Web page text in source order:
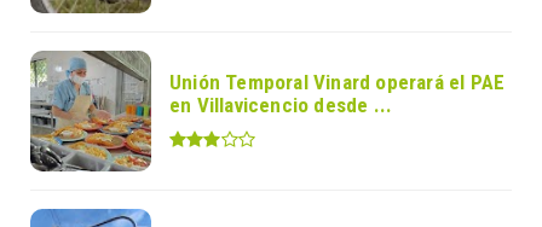
Unión Temporal Vinard operará el PAE
en Villavicencio desde ...